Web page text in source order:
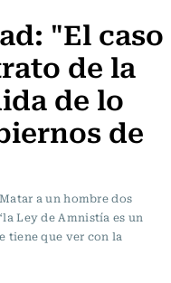
"El caso
de la
de lo
de
a un hombre dos
Ley de Amnistía es un
tiene que ver con la